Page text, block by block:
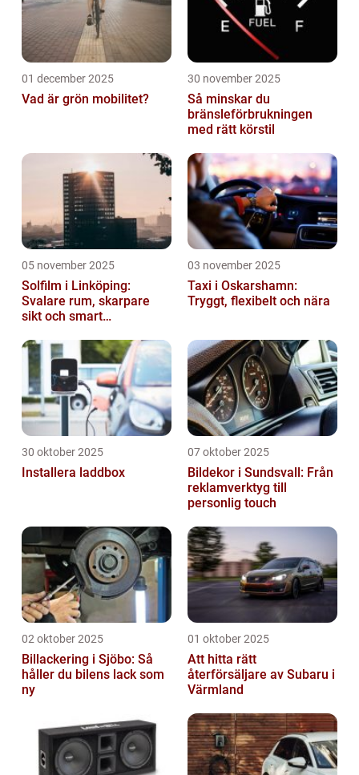
01 december 2025
Vad är grön mobilitet?
30 november 2025
Så minskar du
bränsleförbrukningen
med rätt körstil
05 november 2025
Solfilm i Linköping:
Svalare rum, skarpare
sikt och smart
03 november 2025
Taxi i Oskarshamn:
Tryggt, flexibelt och nära
30 oktober 2025
Installera laddbox
07 oktober 2025
Bildekor i Sundsvall: Från
reklamverktyg till
personlig touch
02 oktober 2025
Billackering i Sjöbo: Så
håller du bilens lack som
ny
01 oktober 2025
Att hitta rätt
återförsäljare av Subaru i
Värmland